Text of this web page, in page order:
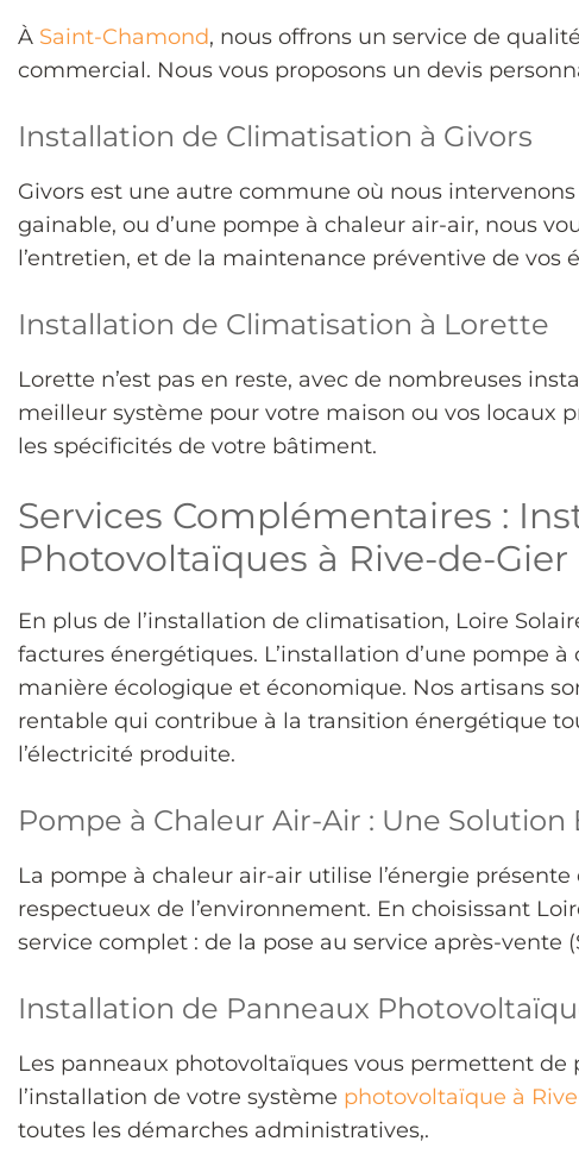
À Saint-Chamond, nous offrons un service de
commercial. Nous vous proposons un devis
Installation de Climatisation à Givors
Givors est une autre commune où nous
gainable, ou d’une pompe à chaleur air-air, nous
l’entretien, et de la maintenance préventive de
Installation de Climatisation à Lorette
Lorette n’est pas en reste, avec de nombreuses
meilleur système pour votre maison ou vos locaux
les spécificités de votre bâtiment.
Services Complémentaires :
Photovoltaïques à Rive-de-Gier
En plus de l’installation de climatisation, Loire
factures énergétiques. L’installation d’une pompe
manière écologique et économique. Nos artisans
rentable qui contribue à la transition énergétique
l’électricité produite.
Pompe à Chaleur Air-Air : Une
La pompe à chaleur air-air utilise l’énergie
respectueux de l’environnement. En choisissant
service complet : de la pose au service après-vente
Installation de Panneaux
Les panneaux photovoltaïques vous permettent de
l’installation de votre système photovoltaïque à
toutes les démarches administratives,.